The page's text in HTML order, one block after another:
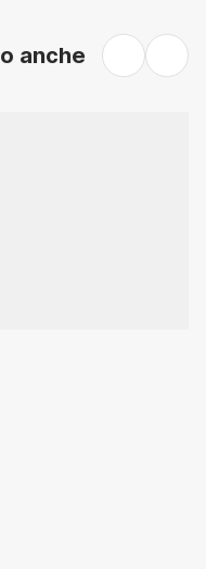
anche